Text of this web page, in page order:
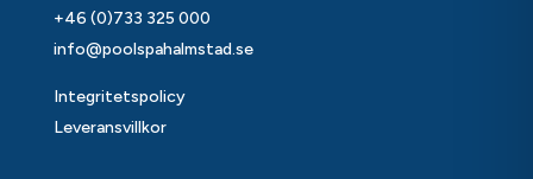
+46 (0)733 325 000
info@poolspahalmstad.se
Integritetspolicy
Leveransvillkor